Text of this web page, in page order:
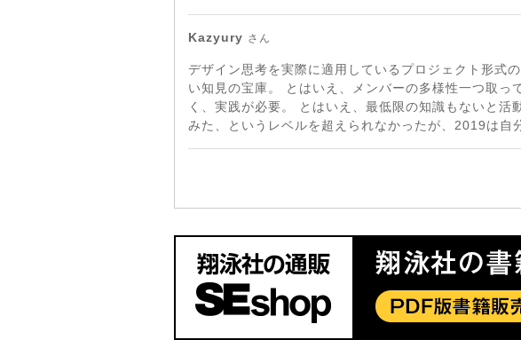
Kazyury さん
デザイン思考を実際に適用しているプロジェクト形式
い知見の宝庫。 とはいえ、メンバーの多様性一つ取
く、実践が必要。 とはいえ、最低限の知識もないと
みた、というレベルを超えられなかったが、2019は自